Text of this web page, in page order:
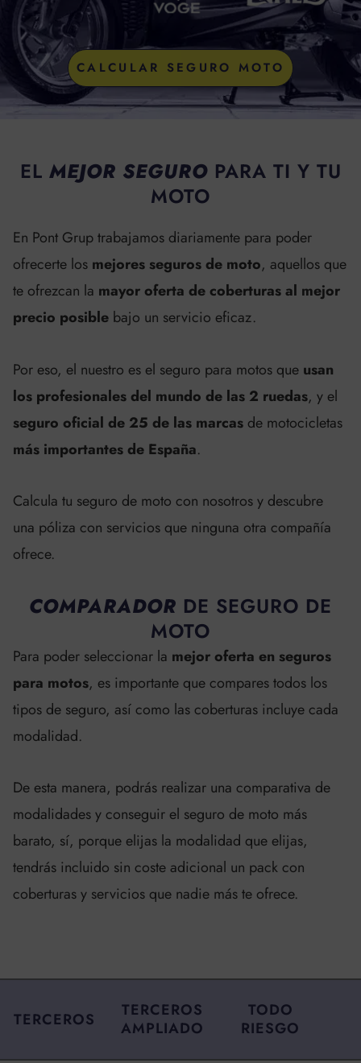
CALCULAR SEGURO MOTO
EL MEJOR SEGUROPARA TI Y TU
MOTO
En Pont Grup trabajamos diariamente para poder
ofrecerte los mejoresseguros de moto,aquellos que
te ofrezcan la mayor oferta de coberturasal mejor
precio posible bajo un servicio eficaz.
Por eso, el nuestro es el seguro para motos que usan
los profesionales del mundo de las 2 ruedas, y el
seguro oficial de 25 de las marcas de motocicletas
más importantes de España.
Calcula tu seguro de moto con nosotros y descubre
una póliza con servicios que ninguna otra compañía
ofrece.
COMPARADOR DE SEGURO DE
MOTO
Para poder seleccionar la mejor oferta en seguros
para motos, es importante que compares todos los
tipos de seguro, así como las coberturas incluye cada
modalidad.
De esta manera, podrás realizar una comparativa de
modalidades y conseguir el seguro de moto más
barato, sí, porque elijas la modalidad que elijas,
tendrás incluido sin coste adicional un pack con
coberturas y servicios que nadie más te ofrece.
TERCEROS
TERCEROS
AMPLIADO
TODO
RIESGO